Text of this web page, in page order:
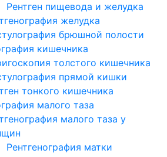
Рентген пищевода и желудка
желудка
брюшной полости
кишечника
толстого кишечника
прямой кишки
тонкого кишечника
малого таза
малого таза у
Рентгенография матки